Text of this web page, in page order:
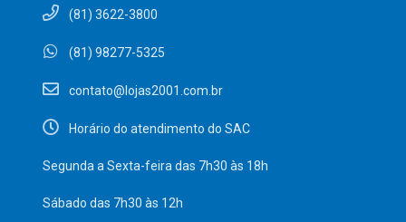
(81) 3622-3800
(81) 98277-5325
contato@lojas2001.com.br
Horário do atendimento do SAC
Segunda a Sexta-feira das 7h30 às 18h
Sábado das 7h30 às 12h